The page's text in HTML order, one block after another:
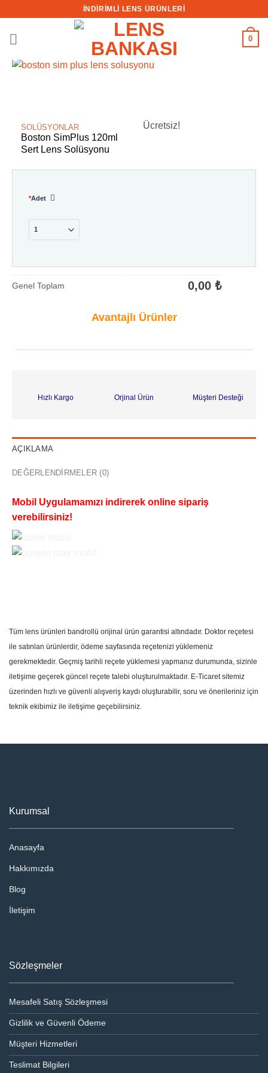
İNDİRİMLİ LENS ÜRÜNLERİ
0
SOLÜSYONLAR
Boston SimPlus 120ml
Sert Lens Solüsyonu
Ücretsiz!
*Adet
Genel Toplam 0,00 ₺
Avantajlı Ürünler
Hızlı Kargo Orjinal Ürün Müşteri Desteği
AÇIKLAMA
DEĞERLENDIRMELER (0)
Mobil Uygulamamızı indirerek online sipariş
verebilirsiniz!
Tüm lens ürünleri bandrollü orijinal ürün garantisi altındadır. Doktor reçetesi
ile satınlan ürünlerdir, ödeme sayfasında reçetenizi yüklemeniz
gerekmektedir. Geçmiş tarihli reçete yüklemesi yapmanız durumunda, sizinle
iletişime geçerek güncel reçete talebi oluşturulmaktadır. E-Ticaret sitemiz
üzerinden hızlı ve güvenli alışveriş kaydı oluşturabilir, soru ve önerileriniz için
teknik ekibimiz ile iletişime geçebilirsiniz.
Kurumsal
Anasayfa
Hakkımızda
Blog
İletişim
Sözleşmeler
Mesafeli Satış Sözleşmesi
Gizlilik ve Güvenli Ödeme
Müşteri Hizmetleri
Teslimat Bilgileri